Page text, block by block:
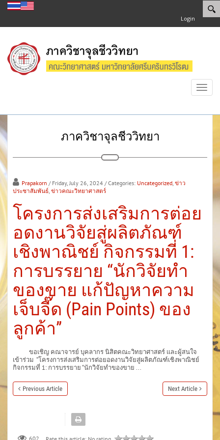
Login
ภาควิชาจุลชีววิทยา
Prapakorn / Friday, July 26, 2024 / Categories: Uncategorized ข่าว
ประชาสัมพันธ์ ข่าวคณะวิทยาศาสตร์
โครงการส่งเสริมการต่อย
อดงานวิจัยสู่ผลิตภัณฑ์
เชิงพาณิชย์ กิจกรรมที่ 1:
การบรรยาย “นักวิจัยทำ
ของขาย แก้ปัญหาความ
เจ็บจี๊ด (Pain Points) ของ
ลูกค้า”
ขอเชิญ คณาจารย์ บุคลากร นิสิตคณะวิทยาศาสตร์ และผู้สนใจ
เข้าร่วม “โครงการส่งเสริมการต่อยอดงานวิจัยสู่ผลิตภัณฑ์เชิงพาณิชย์
กิจกรรมที่ 1: การบรรยาย “นักวิจัยทำของขาย ...
Previous Article Next Article